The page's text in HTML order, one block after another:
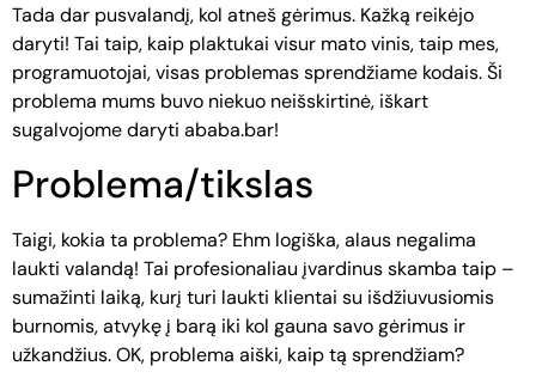
Tada dar pusvalandį, kol atneš gėrimus. Kažką reikėjo
daryti! Tai taip, kaip plaktukai visur mato vinis, taip mes,
programuotojai, visas problemas sprendžiame kodais. Ši
problema mums buvo niekuo neišskirtinė, iškart
sugalvojome daryti ababa.bar!
Problema/tikslas
Taigi, kokia ta problema? Ehm logiška, alaus negalima
laukti valandą! Tai profesionaliau įvardinus skamba taip –
sumažinti laiką, kurį turi laukti klientai su išdžiuvusiomis
burnomis, atvykę į barą iki kol gauna savo gėrimus ir
užkandžius. OK, problema aiški, kaip tą sprendžiam?